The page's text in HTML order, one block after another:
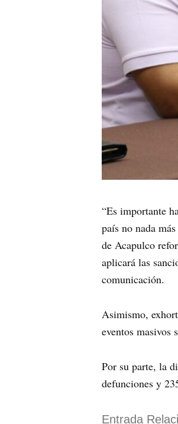
“Es importante
país no nada
de Acapulco
aplicará las
comunicación.
Asimismo,
eventos masivos
Por su parte, la
defunciones y
Entrada